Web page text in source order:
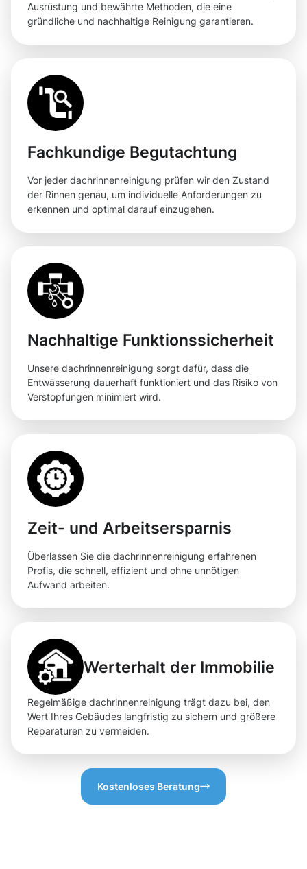
Ausrüstung und bewährte Methoden, die eine
gründliche und nachhaltige Reinigung garantieren.
Fachkundige Begutachtung
Vor jeder dachrinnenreinigung prüfen wir den Zustand
der Rinnen genau, um individuelle Anforderungen zu
erkennen und optimal darauf einzugehen.
Nachhaltige Funktionssicherheit
Unsere dachrinnenreinigung sorgt dafür, dass die
Entwässerung dauerhaft funktioniert und das Risiko von
Verstopfungen minimiert wird.
Zeit- und Arbeitsersparnis
Überlassen Sie die dachrinnenreinigung erfahrenen
Profis, die schnell, effizient und ohne unnötigen
Aufwand arbeiten.
Werterhalt der Immobilie
Regelmäßige dachrinnenreinigung trägt dazu bei, den
Wert Ihres Gebäudes langfristig zu sichern und größere
Reparaturen zu vermeiden.
Kostenloses Beratung